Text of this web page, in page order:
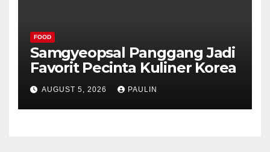
FOOD
Samgyeopsal Panggang Jadi
Favorit Pecinta Kuliner Korea
AUGUST 5, 2026 PAULIN